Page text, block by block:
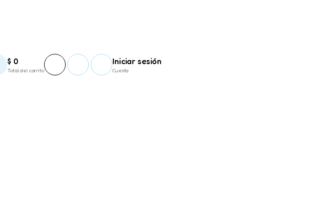
$ 0
Total del carrito
Iniciar sesión
Cuenta